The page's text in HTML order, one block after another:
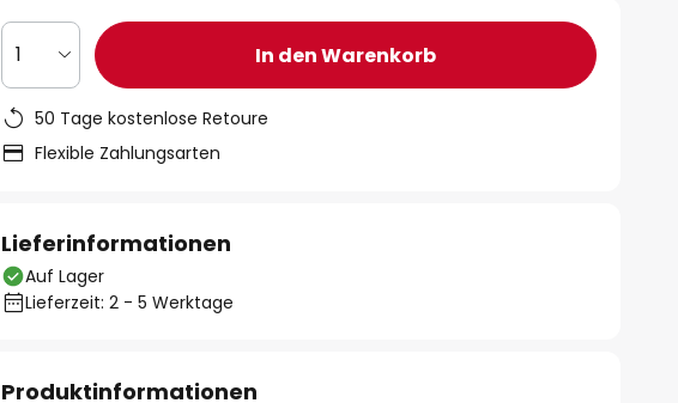
1 In den Warenkorb
50 Tage kostenlose Retoure
Flexible Zahlungsarten
Lieferinformationen
Auf Lager
Lieferzeit: 2 - 5 Werktage
Produktinformationen